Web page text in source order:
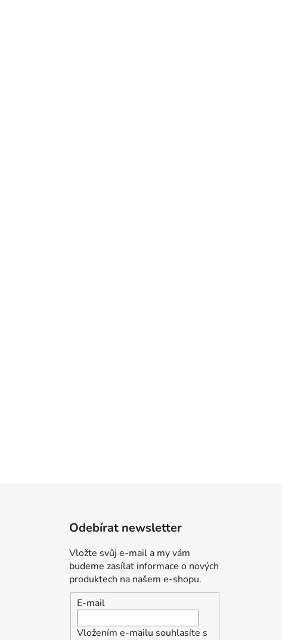
Odebírat newsletter
Vložte svůj e-mail a my vám
budeme zasílat informace o nových
produktech na našem e-shopu.
E-mail
Vložením e-mailu souhlasíte s